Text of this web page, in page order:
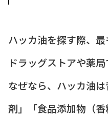
ハッカ油を探す際、
ドラッグストアや薬局
なぜなら、ハッカ油
剤」「食品添加物（香